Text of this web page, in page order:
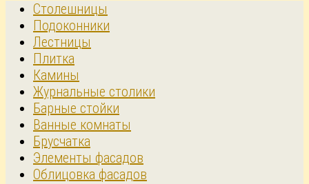
Столешницы
Подоконники
Лестницы
Плитка
Камины
Журнальные столики
Барные стойки
Ванные комнаты
Брусчатка
Элементы фасадов
Облицовка фасадов